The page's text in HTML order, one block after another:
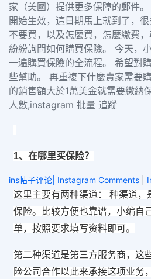
家（美國）提供更多保障的郵件
開始生效，這日期馬上就到了，
不要買，以及怎麼買，怎麼繳費
紛紛詢問如何購買保險。 今天，
一遍購買保險的全流程。 希望對
些幫助。 再重複下什麼賣家需要
的銷售額大於1萬美金就需要繳納
人數,instagram 批量 追蹤
1、在哪里买保险？
ins帖子评论| Instagram Comments
这里主要有两种渠道： 种渠道，
保险。比较方便也靠谱，小编自
单，按照要求填写资料即可。
第二种渠道是第三方服务商，这
险公司合作以此来承接这项业务